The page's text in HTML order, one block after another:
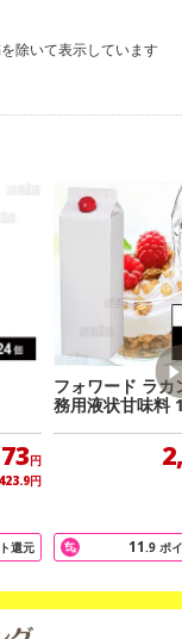
除いて表示しています
円
423.9円
還元
フォワード ラカ
務用液状甘味料
11.9 ポ